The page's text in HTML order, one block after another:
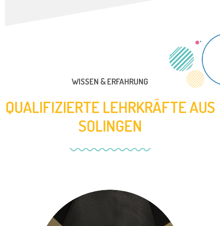
WISSEN & ERFAHRUNG
QUALIFIZIERTE LEHRKRÄFTE AUS
SOLINGEN